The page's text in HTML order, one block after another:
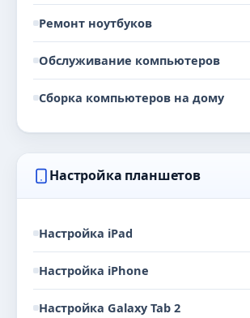
Ремонт ноутбуков
Обслуживание компьютеров
Сборка компьютеров на дому
Настройка планшетов
Настройка iPad
Настройка iPhone
Настройка Galaxy Tab 2